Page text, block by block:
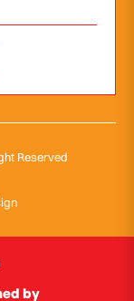
Reserved
by